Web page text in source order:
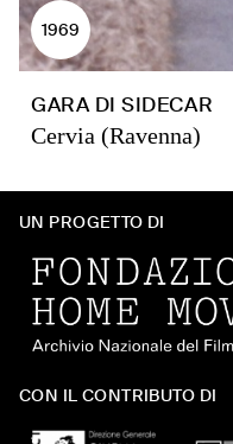
1969
GARA DI SIDECAR
Cervia (Ravenna)
UN PROGETTO DI
CON IL CONTRIBUTO DI